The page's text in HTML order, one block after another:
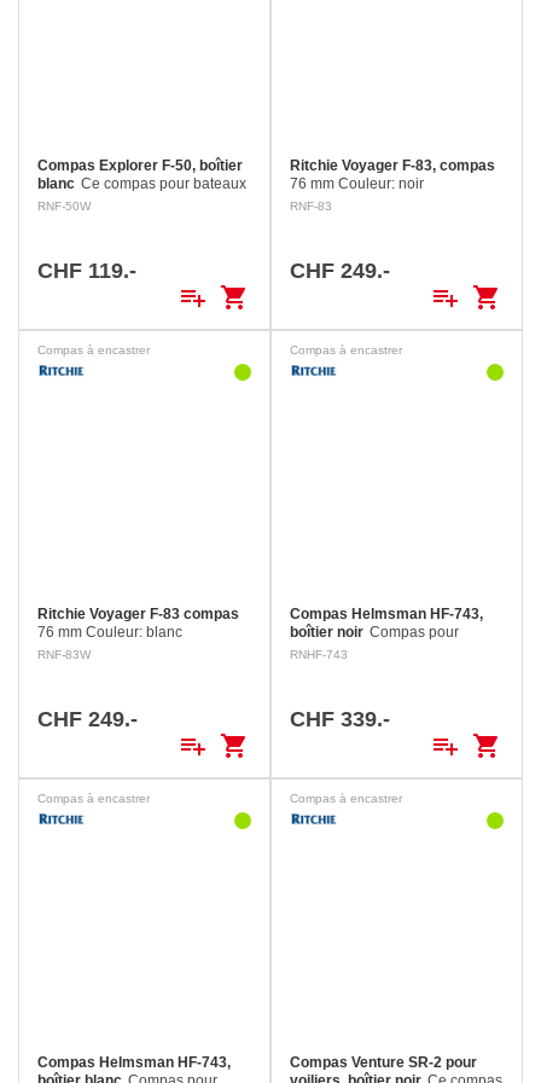
Compas Explorer F-50, boîtier
blanc Ce compas pour bateaux
à moteur jusqu’ à 7.5 m est un
mm à…
RNF-50W
CHF 119.-
playlist_add shopping_cart
Ritchie Voyager F-83, compas
76 mm Couleur: noir
RNF-83
CHF 249.-
playlist_add shopping_cart
Compas à encastrer
Ritchie Voyager F-83 compas
76 mm Couleur: blanc
RNF-83W
CHF 249.-
playlist_add shopping_cart
Compas à encastrer
Compas Helmsman HF-743,
boîtier noir Compas pour
montage encastré à plat pont
Avec éclairage 12 V…
RNHF-743
CHF 339.-
playlist_add shopping_cart
Compas à encastrer
Compas Helmsman HF-743,
Compas à encastrer
Compas Venture SR-2 pour